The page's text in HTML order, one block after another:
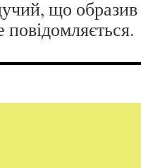
що
повідомляється.